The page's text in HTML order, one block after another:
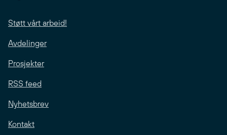
Støtt vårt arbeid!
Avdelinger
Prosjekter
RSS feed
Nyhetsbrev
Kontakt